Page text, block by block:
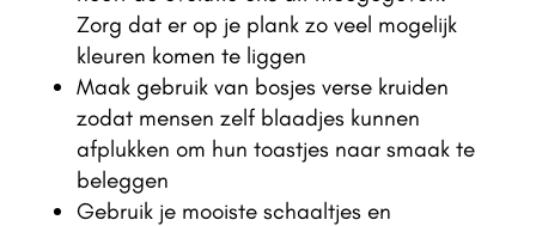
Zorg dat er op je plank zo veel mogelijk
kleuren komen te liggen
Maak gebruik van bosjes verse kruiden
zodat mensen zelf blaadjes kunnen
afplukken om hun toastjes naar smaak te
beleggen
Gebruik je mooiste schaaltjes en